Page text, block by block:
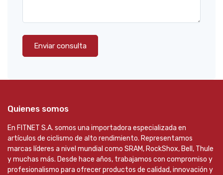
Enviar consulta
Quienes somos
En FITNET S.A. somos una importadora especializada en
artículos de ciclismo de alto rendimiento. Representamos
marcas líderes a nivel mundial como SRAM, RockShox, Bell, Thule
y muchas más. Desde hace años, trabajamos con compromiso y
profesionalismo para ofrecer productos de calidad, innovación y